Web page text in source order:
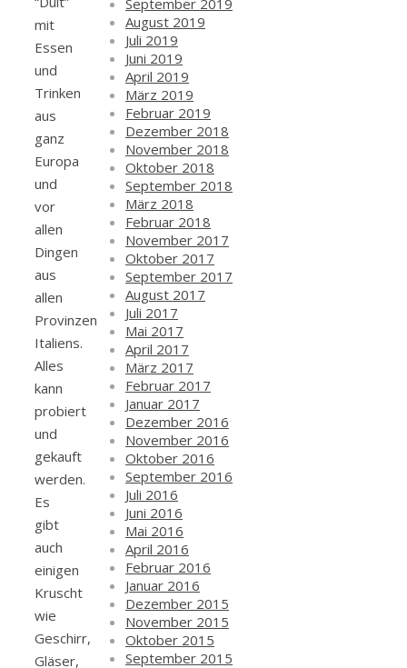
mit
Essen
und
Trinken
aus
ganz
Europa
und
vor
allen
Dingen
aus
allen
Provinzen
Italiens.
Alles
kann
probiert
und
gekauft
werden.
Es
gibt
auch
einigen
Kruscht
wie
Geschirr,
Gläser,
August 2019
Juli 2019
Juni 2019
April 2019
März 2019
Februar 2019
Dezember 2018
November 2018
Oktober 2018
September 2018
März 2018
Februar 2018
November 2017
Oktober 2017
September 2017
August 2017
Juli 2017
Mai 2017
April 2017
März 2017
Februar 2017
Januar 2017
Dezember 2016
November 2016
Oktober 2016
September 2016
Juli 2016
Juni 2016
Mai 2016
April 2016
Februar 2016
Januar 2016
Dezember 2015
November 2015
Oktober 2015
September 2015